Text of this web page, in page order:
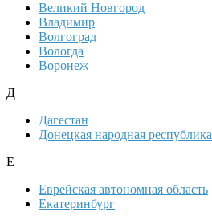
Великий Новгород
Владимир
Волгоград
Вологда
Воронеж
Д
Дагестан
Донецкая народная республика
Е
Еврейская автономная область
Екатеринбург